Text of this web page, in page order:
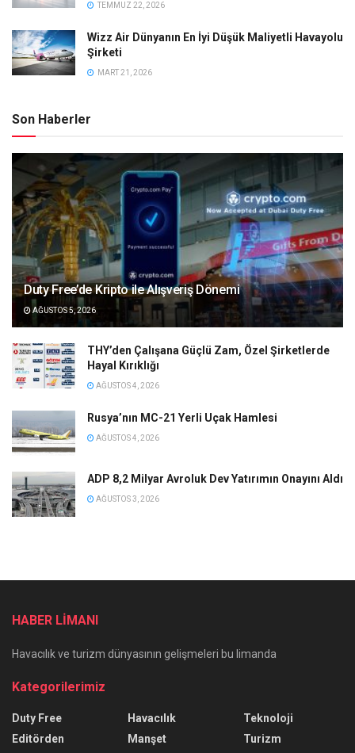
TEMMUZ 22, 2026
Wizz Air Dünyanın En İyi Düşük Maliyetli Havayolu
Şirketi
MART 21, 2026
Son Haberler
Duty Free’de Kripto ile Alışveriş Dönemi
AĞUSTOS 5, 2026
THY’den Çalışana Güçlü Zam, Özel Şirketlerde
Hayal Kırıklığı
AĞUSTOS 4, 2026
Rusya’nın MC-21 Yerli Uçak Hamlesi
AĞUSTOS 4, 2026
ADP 8,2 Milyar Avroluk Dev Yatırımın Onayını Aldı
AĞUSTOS 3, 2026
HABER LİMANI
Havacılık ve turizm dünyasının gelişmeleri bu limanda
Kategorilerimiz
Duty Free
Editörden
Havacılık
Manşet
Teknoloji
Turizm